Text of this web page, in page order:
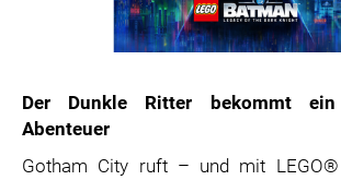
Der Dunkle Ritter bekommt ein
Abenteuer
Gotham City ruft – und mit LEGO®